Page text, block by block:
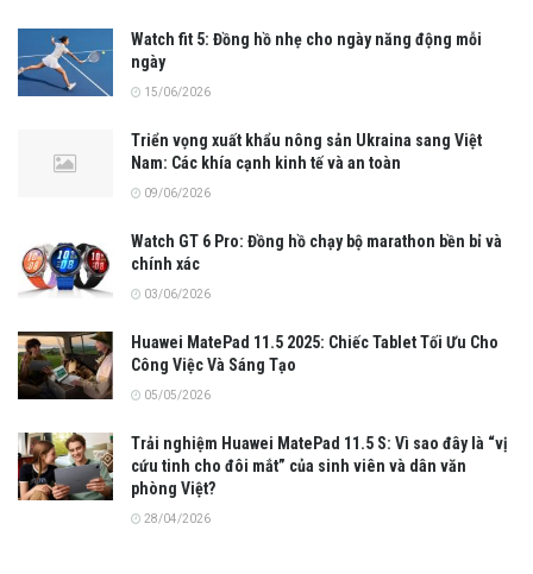
Watch fit 5: Đồng hồ nhẹ cho ngày năng động mỗi
ngày
15/06/2026
Triển vọng xuất khẩu nông sản Ukraina sang Việt
Nam: Các khía cạnh kinh tế và an toàn
09/06/2026
Watch GT 6 Pro: Đồng hồ chạy bộ marathon bền bỉ và
chính xác
03/06/2026
Huawei MatePad 11.5 2025: Chiếc Tablet Tối Ưu Cho
Công Việc Và Sáng Tạo
05/05/2026
Trải nghiệm Huawei MatePad 11.5 S: Vì sao đây là “vị
cứu tinh cho đôi mắt” của sinh viên và dân văn
phòng Việt?
28/04/2026